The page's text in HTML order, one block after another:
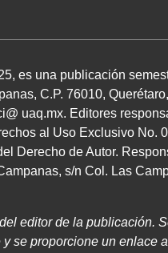
es una publicación
C.P. 76010,
uaq.mx. Editores
al Uso Exclusivo No.
Derecho de Autor.
s/n Col. Las
editor de la publicación.
se proporcione un enlace